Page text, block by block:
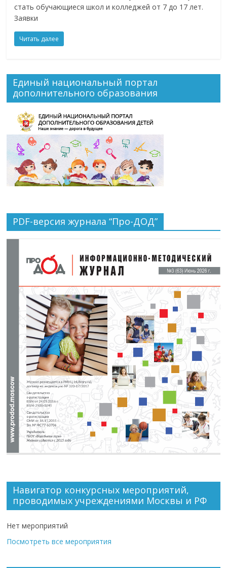
стать обучающиеся школ и колледжей от 7 до 17 лет.
Заявки
Читать далее
Единый национальный портал
дополнительного образования
PDF-версия журнала “Про-ДОД”
Навигатор конкурсных мероприятий,
проводимых учреждениями Москвы и РФ
Нет мероприятий
Посмотреть все мероприятия